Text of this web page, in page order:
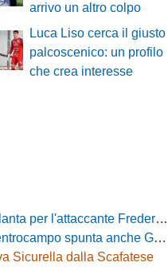
arrivo un altro colpo
Luca Liso cerca il giusto
palcoscenico: un profilo
che crea interesse
Frederick Samuel Ndongue
spunta anche Gerardo Di Gilio
Sicurella dalla Scafatese